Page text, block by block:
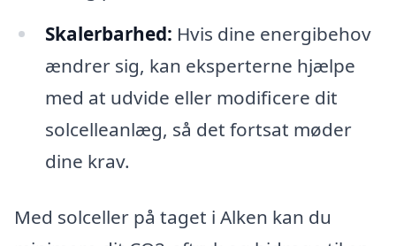
Skalerbarhed: Hvis dine energibehov
ændrer sig, kan eksperterne hjælpe
med at udvide eller modificere dit
solcelleanlæg, så det fortsat møder
dine krav.
Med solceller på taget i Alken kan du